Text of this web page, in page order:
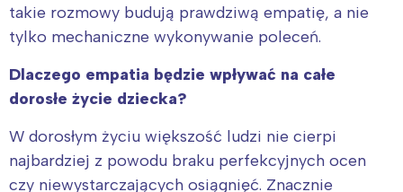
takie rozmowy budują prawdziwą empatię, a nie
tylko mechaniczne wykonywanie poleceń.
Dlaczego empatia będzie wpływać na całe
dorosłe życie dziecka?
W dorosłym życiu większość ludzi nie cierpi
najbardziej z powodu braku perfekcyjnych ocen
czy niewystarczających osiągnięć. Znacznie